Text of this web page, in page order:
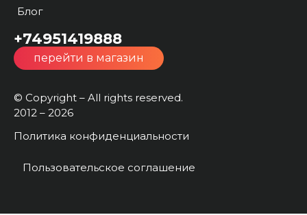
Блог
+74951419888
перейти в магазин
© Copyright – All rights reserved.
2012 – 2026
Политика конфиденциальности
Пользовательское соглашение